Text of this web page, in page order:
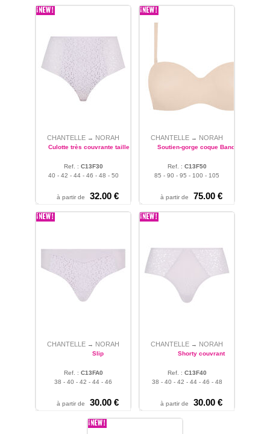
CHANTELLE → NORAH
Culotte très couvrante taille haute
Ref. : C13F30
40 - 42 - 44 - 46 - 48 - 50
à partir de 32.00 €
CHANTELLE → NORAH
Soutien-gorge coque Bandeau
Ref. : C13F50
85 - 90 - 95 - 100 - 105
à partir de 75.00 €
CHANTELLE → NORAH
Slip
Ref. : C13FA0
38 - 40 - 42 - 44 - 46
à partir de 30.00 €
CHANTELLE → NORAH
Shorty couvrant
Ref. : C13F40
38 - 40 - 42 - 44 - 46 - 48
à partir de 30.00 €